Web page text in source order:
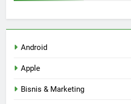
Android
Apple
Bisnis & Marketing